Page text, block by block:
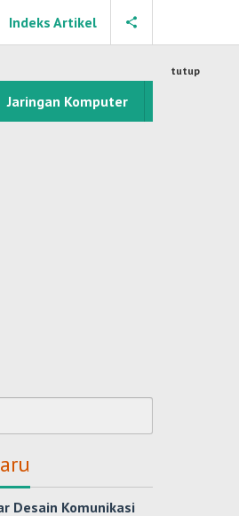
Indeks Artikel
Jaringan Komputer
tutup
Desain Komunikasi